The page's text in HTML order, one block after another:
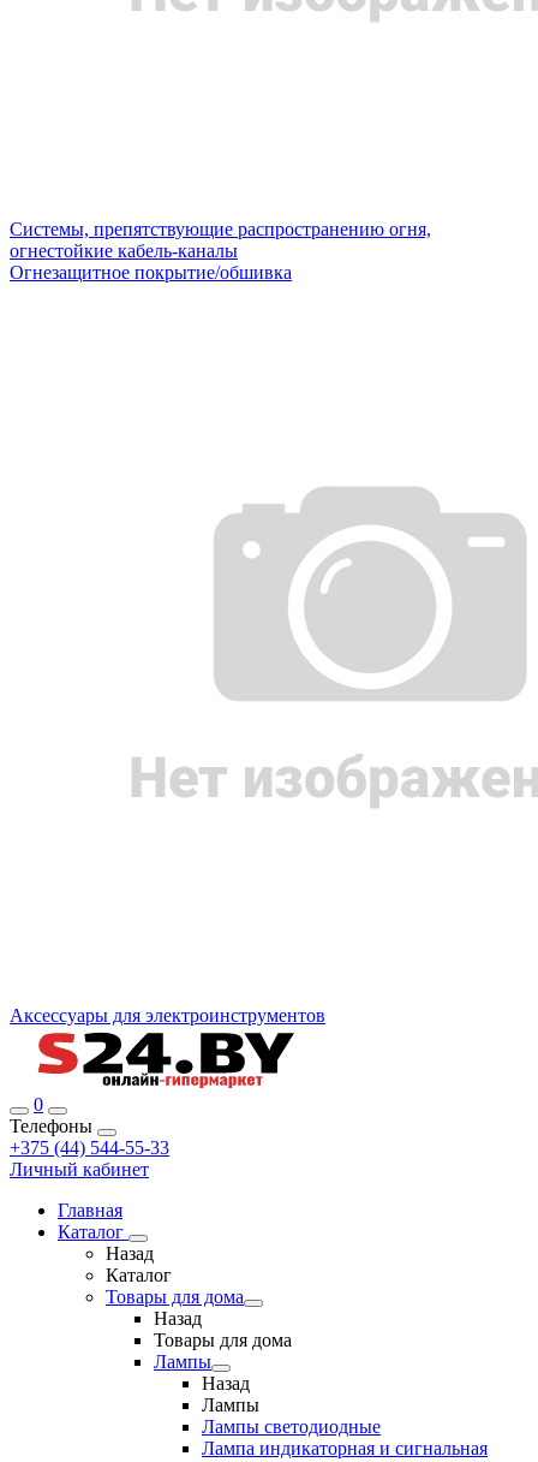
Системы, препятствующие распространению огня,
огнестойкие кабель-каналы
Огнезащитное покрытие/обшивка
Аксессуары для электроинструментов
0
Телефоны
+375 (44) 544-55-33
Личный кабинет
Главная
Каталог
Назад
Каталог
Товары для дома
Назад
Товары для дома
Лампы
Назад
Лампы
Лампы светодиодные
Лампа индикаторная и сигнальная